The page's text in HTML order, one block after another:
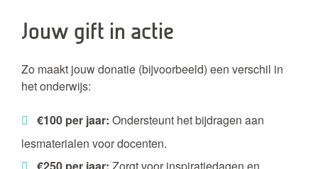
Jouw gift in actie
Zo maakt jouw donatie (bijvoorbeeld) een verschil in
het onderwijs:
€100 per jaar: Ondersteunt het bijdragen aan
lesmaterialen voor docenten.